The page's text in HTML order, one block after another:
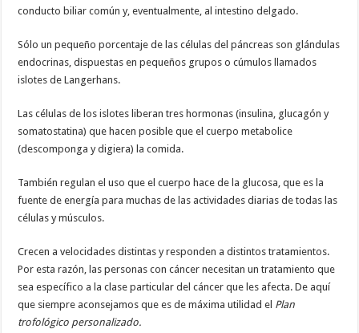
conducto biliar común y, eventualmente, al intestino delgado.
Sólo un pequeño porcentaje de las células del páncreas son glándulas
endocrinas, dispuestas en pequeños grupos o cúmulos llamados
islotes de Langerhans.
Las células de los islotes liberan tres hormonas (insulina, glucagón y
somatostatina) que hacen posible que el cuerpo metabolice
(descomponga y digiera) la comida.
También regulan el uso que el cuerpo hace de la glucosa, que es la
fuente de energía para muchas de las actividades diarias de todas las
células y músculos.
Crecen a velocidades distintas y responden a distintos tratamientos.
Por esta razón, las personas con cáncer necesitan un tratamiento que
sea específico a la clase particular del cáncer que les afecta. De aquí
que siempre aconsejamos que es de máxima utilidad el Plan
trofológico personalizado.